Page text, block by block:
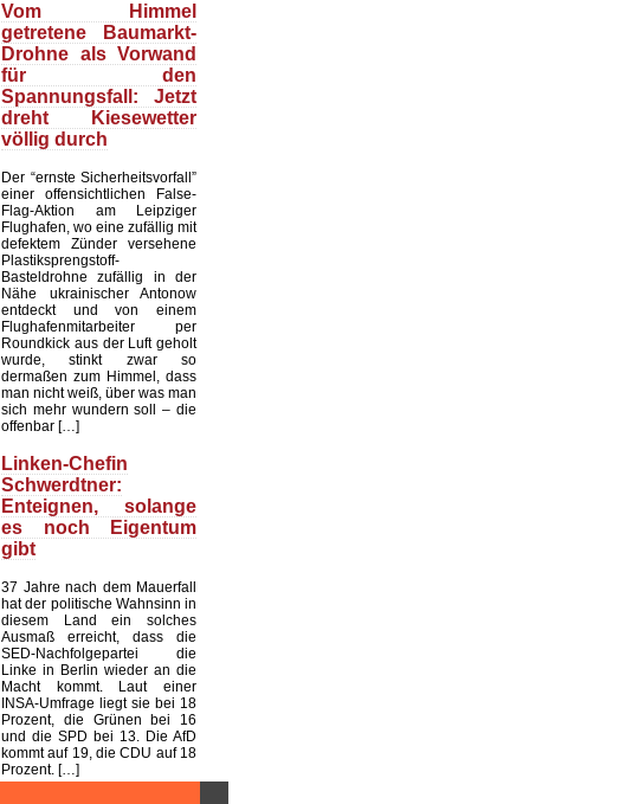
Vom Himmel
getretene Baumarkt-
Drohne als Vorwand
für den
Spannungsfall: Jetzt
dreht Kiesewetter
völlig durch
Der “ernste Sicherheitsvorfall”
einer offensichtlichen False-
Flag-Aktion am Leipziger
Flughafen, wo eine zufällig mit
defektem Zünder versehene
Plastiksprengstoff-
Basteldrohne zufällig in der
Nähe ukrainischer Antonow
entdeckt und von einem
Flughafenmitarbeiter per
Roundkick aus der Luft geholt
wurde, stinkt zwar so
dermaßen zum Himmel, dass
man nicht weiß, über was man
sich mehr wundern soll – die
offenbar […]
Linken-Chefin
Schwerdtner:
Enteignen, solange
es noch Eigentum
gibt
37 Jahre nach dem Mauerfall
hat der politische Wahnsinn in
diesem Land ein solches
Ausmaß erreicht, dass die
SED-Nachfolgepartei die
Linke in Berlin wieder an die
Macht kommt. Laut einer
INSA-Umfrage liegt sie bei 18
Prozent, die Grünen bei 16
und die SPD bei 13. Die AfD
kommt auf 19, die CDU auf 18
Prozent. […]